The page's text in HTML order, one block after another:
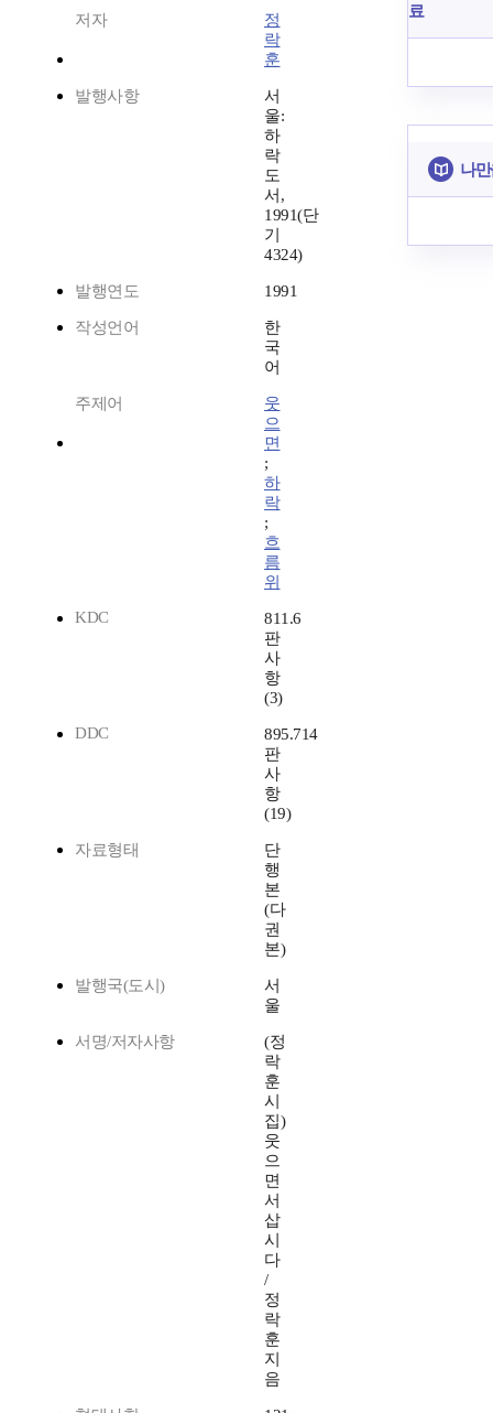
저자
정
락
훈
발행사항
서
울:
하
락
도
서,
1991(단
기
4324)
발행연도 1991
작성언어
한
국
어
주제어
웃
으
면
;
하
락
;
흐
름
위
KDC
811.6
판
사
항
(3)
DDC
895.714
판
사
항
(19)
자료형태
단
행
본
(다
권
본)
발행국(도시)
서
울
서명/저자사항
(정
락
훈
시
집)
웃
으
면
서
삽
시
다
/
정
락
훈
지
음
료
나